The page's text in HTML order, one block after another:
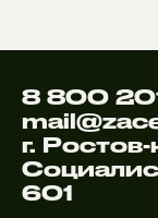
8 800
г.
601